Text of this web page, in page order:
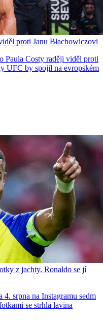
proti Janu Błachowiczovi
Paula Costy raději viděl proti
UFC by spojil na evropském
z jachty. Ronaldo se jí
srpna na Instagramu sedm
se strhla lavina